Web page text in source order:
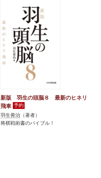
新版 羽生の頭脳８ 最新のヒネリ
飛車
羽生善治 （著者）
将棋戦術書のバイブル！